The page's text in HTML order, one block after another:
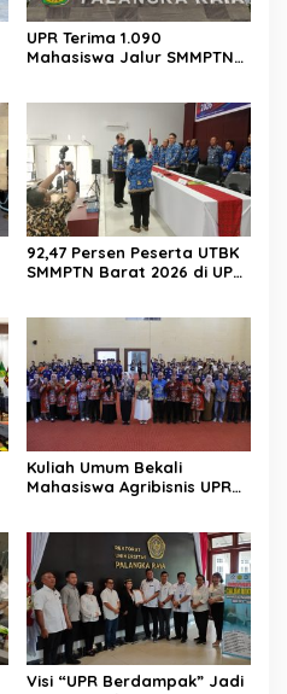
UPR Terima 1.090
Mahasiswa Jalur SMMPTN
92,47 Persen Peserta UTBK
SMMPTN Barat 2026 di UPR
Kuliah Umum Bekali
Mahasiswa Agribisnis UPR
Visi “UPR Berdampak” Jadi